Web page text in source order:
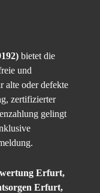
bietet die
und
alte oder defekte
zertifizierter
gelingt
Erfurt,
Erfurt,